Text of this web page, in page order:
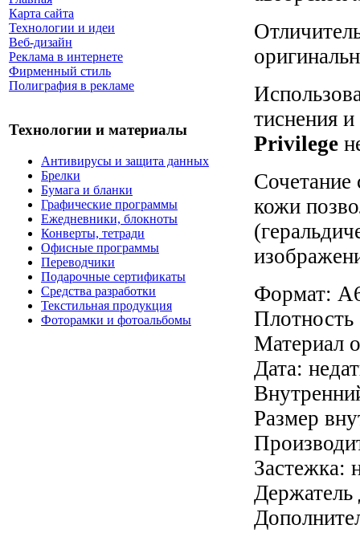
Карта сайта
Технологии и идеи
Веб-дизайн
Реклама в интернете
Фирменный стиль
Полиграфия в рекламе
Технологии и материалы
Антивирусы и защита данных
Брелки
Бумага и бланки
Графические программы
Ежедневники, блокноты
Конверты, тетради
Офисные программы
Переводчики
Подарочные сертификаты
Средства разработки
Текстильная продукция
Фоторамки и фотоальбомы
тиснения
Privilege
Сочетание
кожи
Формат:
Материал
Дата:
Размер
Застежка:
Держатель